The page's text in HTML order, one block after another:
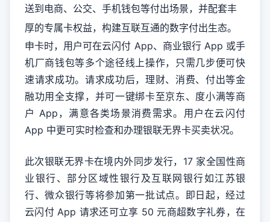
送到电商、公交、手机钱包等付出场景，并配套丰
厚的专属卡权益，构建互联互通的数字付出生态。
申卡时，用户可在云闪付 App、商业银行 App 或手
机厂商钱包等多个途径线上操作，只需几步便可快
速请求成功。请求成功后，理财、消费、付出等金
融功用全支撑，并可一键绑卡至京东、度小满等商
户 App，满意各类场景消费需求。用户在云闪付
App 中更可实时检查和办理银联无界卡买卖状况。
此次银联无界卡在境内外同步发行，17 家全国性商
业银行、部分区域性银行及互联网银行如江苏银
行、微众银行等将参加第一批试点。即日起，经过
云闪付 App 请求还可立享 50 元商超数字礼券，在